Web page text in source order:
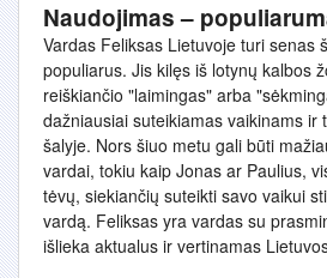
Naudojimas –
Vardas Feliksas Lietuvoje turi senas
populiarus. Jis kilęs iš lotynų kalbos
reiškiančio "laimingas" arba
dažniausiai suteikiamas vaikinams ir
šalyje. Nors šiuo metu gali būti
vardai, tokiu kaip Jonas ar Paulius,
tėvų, siekiančių suteikti savo vaikui
vardą. Feliksas yra vardas su
išlieka aktualus ir vertinamas